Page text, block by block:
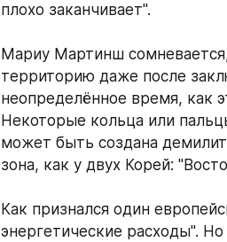
плохо заканчивает".
Мариу Мартинш
территорию даже после
неопределённое время, как
Некоторые кольца или
может быть создана
зона, как у двух Корей:
Как признался один
энергетические расходы".